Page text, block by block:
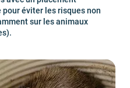
éviter les risques non
sur les animaux